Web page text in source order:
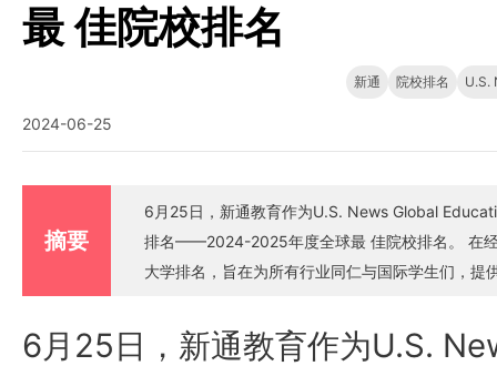
最 佳院校排名
新通 院校排名 U.S.
2024-06-25
摘要
6月25日，新通教育作为U.S. News Global
排名——2024-2025年度全球最 佳院校排名。 在经过更广泛地数据获取与调研后，此次重磅发布的新一轮的全球
大学排名，旨在为所有行业同仁与国际学生们，提
6月25日，新通教育作为U.S.